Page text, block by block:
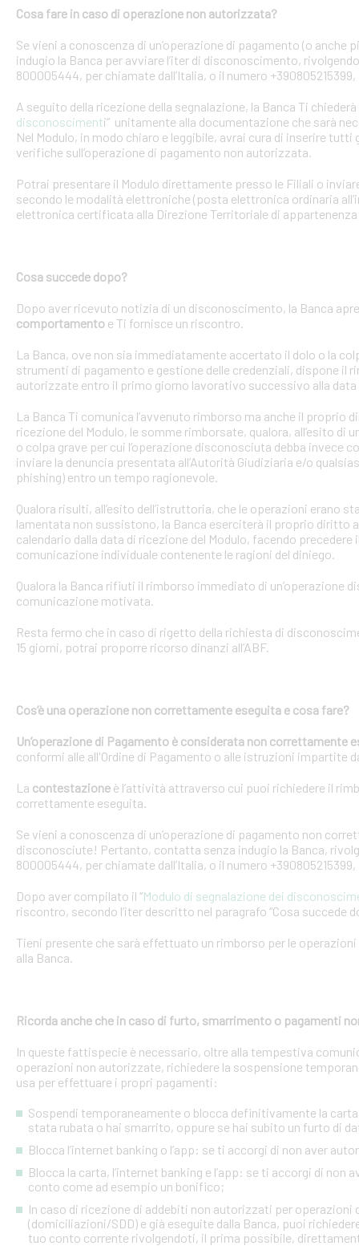
Cosa fare in caso di operazione non autorizzata?
Se vieni a conoscenza di un’operazione di pagamento (o
indugio la Banca per avviare l’iter di disconoscimento,
800005444, per chiamate dall’Italia, o il numero
A seguito della ricezione della segnalazione, la Banca Ti
disconoscimenti” unitamente alla documentazione che sarà
Nel Modulo, in modo chiaro e leggibile, avrai cura di inserire
verifiche sull’operazione di pagamento non autorizzata.
Potrai presentare il Modulo direttamente presso le Filiali o
secondo le modalità elettroniche (posta elettronica ordinaria
elettronica certificata alla Direzione Territoriale di
Cosa succede dopo?
Dopo aver ricevuto notizia di un disconoscimento, la Banca
comportamento e Ti fornisce un riscontro.
La Banca, ove non sia immediatamente accertato il dolo o la
strumenti di pagamento e gestione delle credenziali, dispone il
autorizzate entro il primo giorno lavorativo successivo alla data
La Banca Ti comunica l’avvenuto rimborso ma anche il proprio
ricezione del Modulo, le somme rimborsate, qualora, all’esito
o colpa grave per cui l’operazione disconosciuta debba invece
inviare la denuncia presentata all’Autorità Giudiziaria e/o
phishing) entro un tempo ragionevole.
Qualora risulti, all’esito dell’istruttoria, che le operazioni erano
lamentata non sussistono, la Banca eserciterà il proprio diritto
calendario dalla data di ricezione del Modulo, facendo
comunicazione individuale contenente le ragioni del diniego.
Qualora la Banca rifiuti il rimborso immediato di un’operazione
comunicazione motivata.
Resta fermo che in caso di rigetto della richiesta di
15 giorni, potrai proporre ricorso dinanzi all’ABF.
Cos’è una operazione non correttamente eseguita e cosa fare?
Un’operazione di Pagamento è considerata non correttamente
conformi alle all'Ordine di Pagamento o alle istruzioni impartite
La contestazione è l’attività attraverso cui puoi richiedere il
correttamente eseguita.
Se vieni a conoscenza di un’operazione di pagamento non
disconosciute! Pertanto, contatta senza indugio la Banca,
800005444, per chiamate dall’Italia, o il numero
Dopo aver compilato il “Modulo di segnalazione dei
riscontro, secondo l’iter descritto nel paragrafo “Cosa succede
Tieni presente che sarà effettuato un rimborso per le
alla Banca.
Ricorda anche che in caso di furto, smarrimento o pagamenti
In queste fattispecie è necessario, oltre alla tempestiva
operazioni non autorizzate, richiedere la sospensione
usa per effettuare i propri pagamenti:
Sospendi temporaneamente o blocca definitivamente la
stata rubata o hai smarrito, oppure se hai subito un furto di
Blocca l’internet banking o l’app: se ti accorgi di non aver
Blocca la carta, l’internet banking e l’app: se ti accorgi di
conto come ad esempio un bonifico;
In caso di ricezione di addebiti non autorizzati per
(domiciliazioni/SDD) e già eseguite dalla Banca, puoi
tuo conto corrente rivolgendoti, il prima possibile,